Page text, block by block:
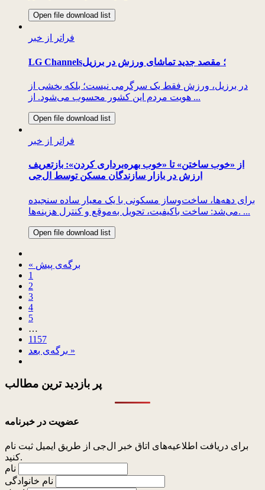
Open file download list
فراتر از خبر
LG Channels؛ مقصد جدید تماشای ورزش در برزیل
در برزیل، ورزش فقط یک سرگرمی نیست؛ بلکه بخشی از
هویت مردم این کشور محسوب می‌شود. از ...
Open file download list
فراتر از خبر
از «خوب ساختن» تا «خوب بهره‌برداری کردن»: بازتعریف
ارزش در بازار سازندگان مسکن توسط ال‌جی
برای دهه‌ها، ساخت‌وساز مسکونی با یک معیار ساده سنجیده
می‌شد: ساخت باکیفیت، تحویل به‌موقع و کنترل هزینه‌ها. ...
Open file download list
« برگه‌ی پیش
1
2
3
4
5
…
1157
برگه‌ی بعد »
پر بازدید ترین مطالب
عضویت در خبرنامه
برای دریافت اطلاعیه‌های اتاق خبر ال‌جی از طریق ایمیل ثبت نام
کنید.
نام
نام خانوادگی